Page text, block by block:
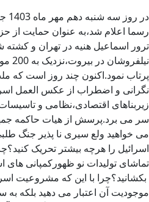
رسما اعلام شد،به عنوان حمایت از
ترور اسماعیل هنیه در تهران و
پرتاب نمود.اکنون چند روز است که
نگرانی و اضطراب از عکس العمل
زیربناهای اقتصادی،نظامی و
سر می برد.پرسش از هیات حاکمه
می خواهید ولع سیری نا پذیر جنگ
اسرائیل را هرچه بیشتر تحریک
تماشای تولیدات نو ظهورکمپانی
بکشانید؟چرا با این که مشروعیت
موجودیت آن اعتبار می دهید بلکه